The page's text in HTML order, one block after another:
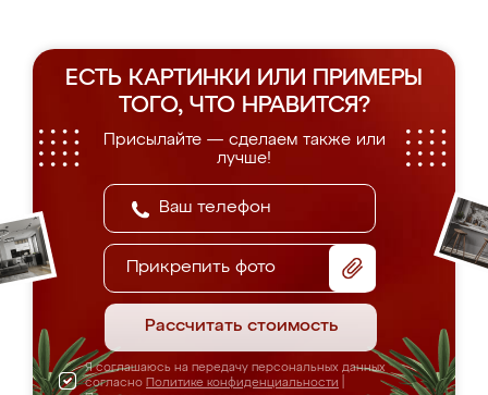
ЕСТЬ КАРТИНКИ ИЛИ ПРИМЕРЫ
ТОГО, ЧТО НРАВИТСЯ?
Присылайте — сделаем также или
лучше!
Прикрепить фото
Рассчитать стоимость
Я соглашаюсь на передачу персональных данных
согласно Политике конфиденциальности